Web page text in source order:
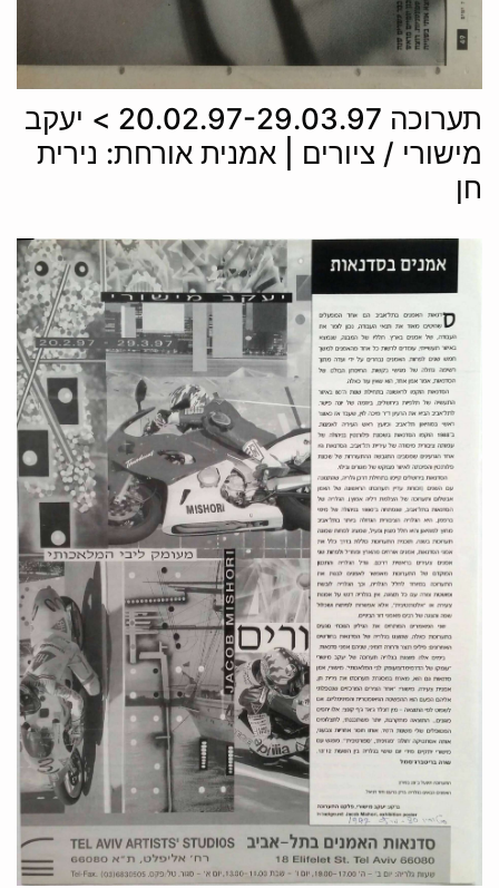
תערוכה 20.02.97-29.03.97 > יעקב
מישורי / ציורים | אמנית אורחת: נירית
חן